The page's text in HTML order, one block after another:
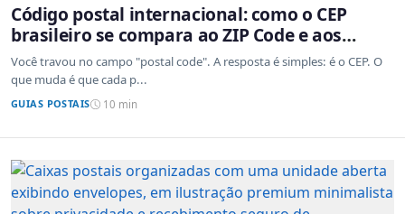
Código postal internacional: como o CEP
brasileiro se compara ao ZIP Code e aos
sistemas de outros países
Você travou no campo "postal code". A resposta é simples: é o CEP. O
que muda é que cada p...
GUIAS POSTAIS 10 min